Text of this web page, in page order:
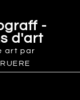
-
d'art
art par